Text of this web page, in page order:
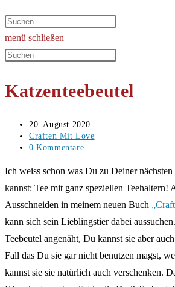
umschalten
menü schließen
Diese
durchsuchen
Katzenteebeutel
Beitrag
veröffentlicht:
20. August 2020
Beitrags-
Kategorie:
Craften Mit Love
Beitrags-
0 Kommentare
Ich weiss schon was Du zu Deiner nächsten
kannst: Tee mit ganz speziellen Teehaltern!
Ausschneiden in meinem neuen Buch
kann sich sein Lieblingstier dabei
Teebeutel angenäht, Du kannst sie aber
Fall das Du sie gar nicht benutzen magst,
kannst sie sie natürlich auch verschenken.